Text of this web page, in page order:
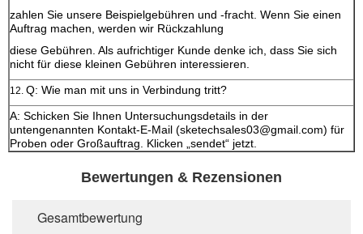
zahlen Sie unsere Beispielgebühren und -fracht. Wenn Sie einen
Auftrag machen, werden wir Rückzahlung
diese Gebühren. Als aufrichtiger Kunde denke ich, dass Sie sich
nicht für diese kleinen Gebühren interessieren.
12. Q: Wie man mit uns in Verbindung tritt?
A: Schicken Sie Ihnen Untersuchungsdetails in der
untengenannten Kontakt-E-Mail (sketechsales03@gmail.com) für
Proben oder Großauftrag. Klicken „sendet“ jetzt.
Bewertungen & Rezensionen
Gesamtbewertung